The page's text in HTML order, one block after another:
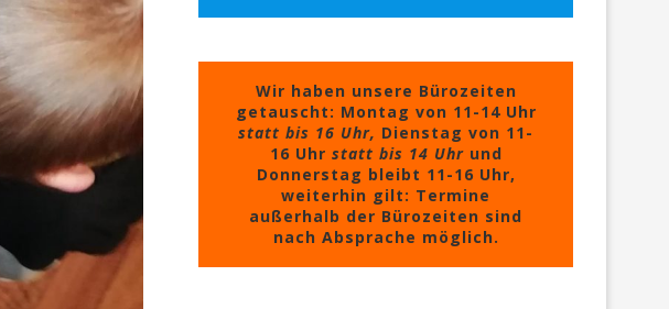
Wir haben unsere Bürozeiten
getauscht: Montag von 11-14 Uhr
statt bis 16 Uhr, Dienstag von 11-
16 Uhr statt bis 14 Uhrund
Donnerstag bleibt 11-16 Uhr,
weiterhin gilt: Termine
außerhalb der Bürozeiten sind
nach Absprache möglich.